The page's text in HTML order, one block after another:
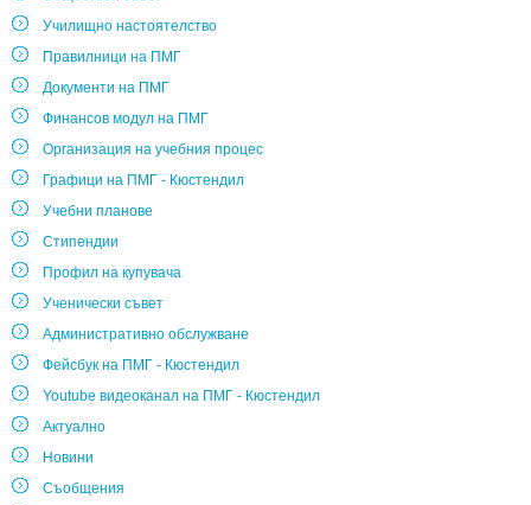
Училищно настоятелство
Правилници на ПМГ
Документи на ПМГ
Финансов модул на ПМГ
Организация на учебния процес
Графици на ПМГ - Кюстендил
Учебни планове
Стипендии
Профил на купувача
Ученически съвет
Административно обслужване
Фейсбук на ПМГ - Кюстендил
Youtube видеоканал на ПМГ - Кюстендил
Актуално
Новини
Съобщения